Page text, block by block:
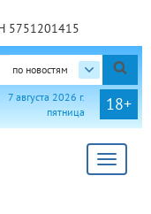
5751201415
по новостям
18+
7 августа 2026 г.
пятница
Toggle